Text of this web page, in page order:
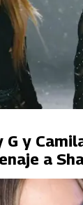
Camila
a